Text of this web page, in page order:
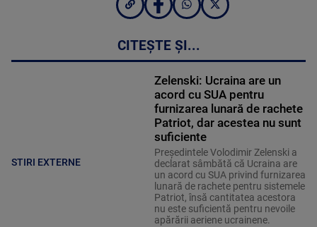
CITEȘTE ȘI...
STIRI EXTERNE
Zelenski: Ucraina are un
acord cu SUA pentru
furnizarea lunară de rachete
Patriot, dar acestea nu sunt
suficiente
Preşedintele Volodimir Zelenski a
declarat sâmbătă că Ucraina are
un acord cu SUA privind furnizarea
lunară de rachete pentru sistemele
Patriot, însă cantitatea acestora
nu este suficientă pentru nevoile
apărării aeriene ucrainene.